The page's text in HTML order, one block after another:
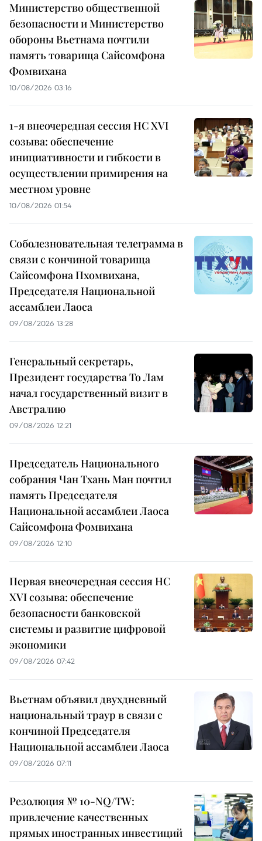
Министерство общественной
безопасности и Министерство
обороны Вьетнама почтили
память товарища Сайсомфона
Фомвихана
10/08/2026 03:16
1-я внеочередная сессия НС XVI
созыва: обеспечение
инициативности и гибкости в
осуществлении примирения на
местном уровне
10/08/2026 01:54
Соболезновательная телеграмма в
связи с кончиной товарища
Сайсомфона Пхомвихана,
Председателя Национальной
ассамблеи Лаоса
09/08/2026 13:28
Генеральный секретарь,
Президент государства То Лам
начал государственный визит в
Австралию
09/08/2026 12:21
Председатель Национального
собрания Чан Тхань Ман почтил
память Председателя
Национальной ассамблеи Лаоса
Сайсомфона Фомвихана
09/08/2026 12:10
Первая внеочередная сессия НС
XVI созыва: обеспечение
безопасности банковской
системы и развитие цифровой
экономики
09/08/2026 07:42
Вьетнам объявил двухдневный
национальный траур в связи с
кончиной Председателя
Национальной ассамблеи Лаоса
09/08/2026 07:11
Резолюция № 10-NQ/TW:
привлечение качественных
прямых иностранных инвестиций